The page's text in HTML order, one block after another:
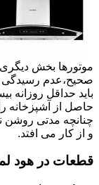
موتورها بخش دیگری
صحیح،عدم رسیدگی
باید حداقل روزانه
حاصل از آشپزخانه
چنانچه مدتی روشن
و از کار می افتد.
قطعات در هود